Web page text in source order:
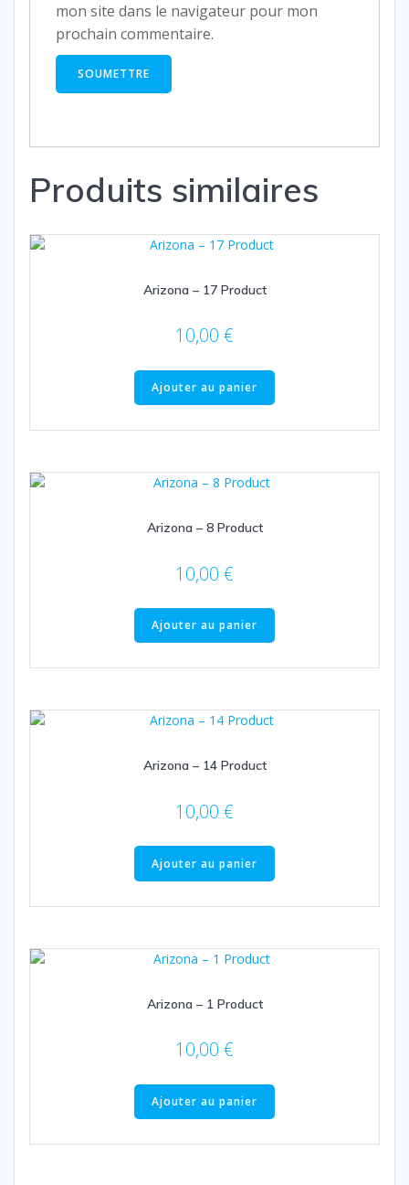
mon site dans le navigateur pour mon
prochain commentaire.
Produits similaires
Arizona – 17 Product
10,00 €
Ajouter au panier
Arizona – 8 Product
10,00 €
Ajouter au panier
Arizona – 14 Product
10,00 €
Ajouter au panier
Arizona – 1 Product
10,00 €
Ajouter au panier